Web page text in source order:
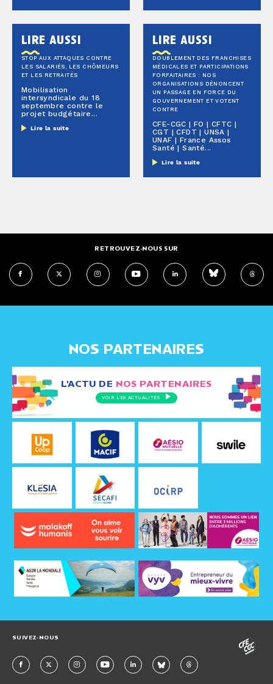
lire aussi
STOP AUX ATTAQUES CONTRE
LES SALARIÉS, LES CHÔMEURS
ET LES RETRAITÉS
Mobilisation
intersyndicale du 18
septembre contre le
projet budgétaire...
Lire la suite
lire aussi
DOUBLEMENT DES FRANCHISES
MÉDICALES ET PARTICIPATIONS
FORFAITAIRES : NOS
ORGANISATIONS DÉNONCENT
UN PASSAGE EN FORCE DU
GOUVERNEMENT ET VOTENT
CONTRE
CFE-CGC | FO | CFTC |
CGT | CFDT | UNSA |
UNAF | France Assos
Santé | Santé...
Lire la suite
RETROUVEZ-NOUS SUR
NOS PARTENAIRES
L'ACTU DE NOS PARTENAIRES
VOIR LES ACTUALITÉS
SUIVEZ-NOUS